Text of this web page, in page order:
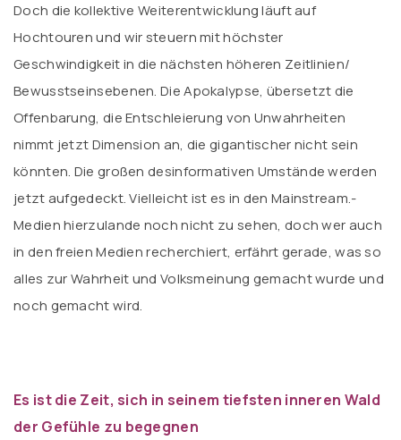
Doch die kollektive Weiterentwicklung läuft auf
Hochtouren und wir steuern mit höchster
Geschwindigkeit in die nächsten höheren Zeitlinien/
Bewusstseinsebenen. Die Apokalypse, übersetzt die
Offenbarung, die Entschleierung von Unwahrheiten
nimmt jetzt Dimension an, die gigantischer nicht sein
könnten. Die großen desinformativen Umstände werden
jetzt aufgedeckt. Vielleicht ist es in den Mainstream.-
Medien hierzulande noch nicht zu sehen, doch wer auch
in den freien Medien recherchiert, erfährt gerade, was so
alles zur Wahrheit und Volksmeinung gemacht wurde und
noch gemacht wird.
Es ist die Zeit, sich in seinem tiefsten inneren Wald
der Gefühle zu begegnen